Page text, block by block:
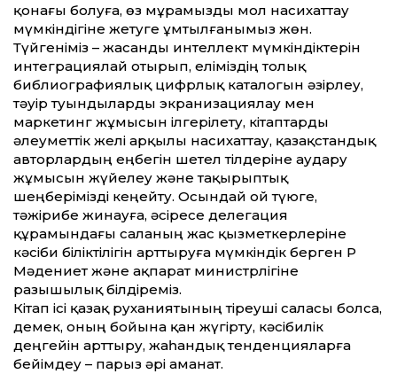
қонағы болуға, өз мұрамызды мол насихаттау
мүмкіндігіне жетуге ұмтылғанымыз жөн.
Түйгеніміз – жасанды интеллект мүмкіндіктерін
интеграциялай отырып, еліміздің толық
библиографиялық цифрлық каталогын әзірлеу,
тәуір туындыларды экранизациялау мен
маркетинг жұмысын ілгерілету, кітаптарды
әлеуметтік желі арқылы насихаттау, қазақстандық
авторлардың еңбегін шетел тілдеріне аудару
жұмысын жүйелеу және тақырыптық
шеңберімізді кеңейту. Осындай ой түюге,
тәжірибе жинауға, әсіресе делегация
құрамындағы саланың жас қызметкерлеріне
кәсіби біліктілігін арттыруға мүмкіндік берген ҚР
Мәдениет және ақпарат министр­лігіне
разышылық білдіреміз.
Кітап ісі қазақ руханиятының тіреу­ші саласы болса,
демек, оның бойына қан жүгірту, кәсібилік
деңгейін арттыру, жаһандық тенденцияларға
бейімдеу – парыз әрі аманат.